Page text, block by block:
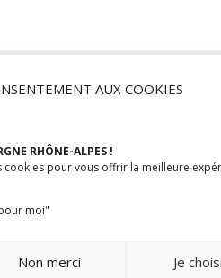
AUX COOKIES
RHÔNE-ALPES !
pour vous offrir la meilleure
moi"
Non merci Je